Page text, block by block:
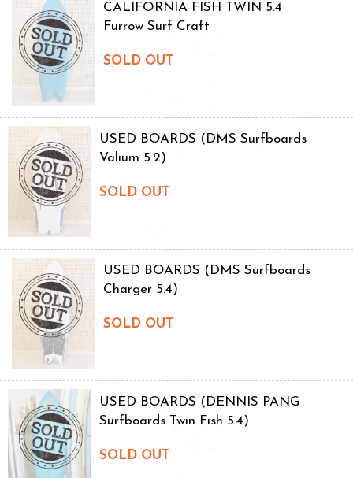
CALIFORNIA FISH TWIN 5.4
Furrow Surf Craft
SOLD OUT
USED BOARDS (DMS Surfboards
Valium 5.2)
SOLD OUT
USED BOARDS (DMS Surfboards
Charger 5.4)
SOLD OUT
USED BOARDS (DENNIS PANG
Surfboards Twin Fish 5.4)
SOLD OUT